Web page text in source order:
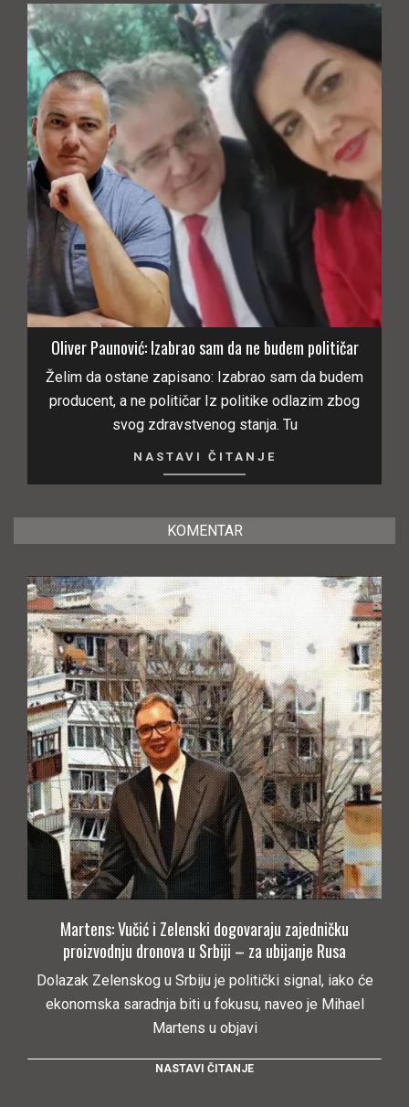
Oliver Paunović: Izabrao sam da ne budem političar
Želim da ostane zapisano: Izabrao sam da budem
producent, a ne političar Iz politike odlazim zbog
svog zdravstvenog stanja. Tu
NASTAVI ČITANJE
KOMENTAR
Martens: Vučić i Zelenski dogovaraju zajedničku
proizvodnju dronova u Srbiji – za ubijanje Rusa
Dolazak Zelenskog u Srbiju je politički signal, iako će
ekonomska saradnja biti u fokusu, naveo je Mihael
Martens u objavi
NASTAVI ČITANJE